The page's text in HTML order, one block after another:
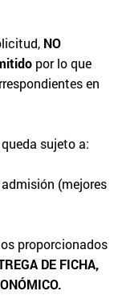
NO
por lo que
en
sujeto a:
(mejores
proporcionados
DE FICHA,